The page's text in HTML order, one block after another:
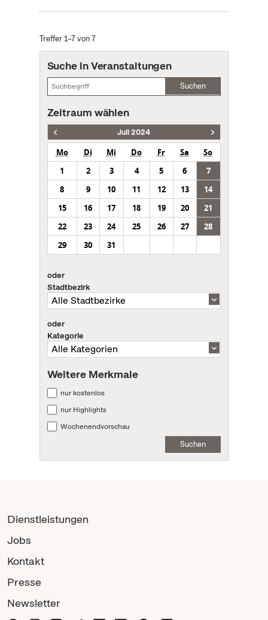
Treffer 1–7 von 7
Suche in Veranstaltungen
Suchen
Zeitraum wählen
Juli 2024
Mo Di Mi Do Fr Sa
So
1
2 3 4 5 6
7
8
9 10 11 12 13
14
15
16 17 18 19 20
21
22
23 24 25 26 27
28
29
30 31
oder
Stadtbezirk
oder
Kategorie
Weitere Merkmale
nur kostenlos
nur Highlights
Wochenendvorschau
Suchen
Dienstleistungen
Jobs
Kontakt
Presse
Newsletter